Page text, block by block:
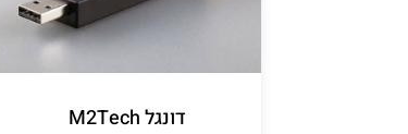
דונגל M2Tech